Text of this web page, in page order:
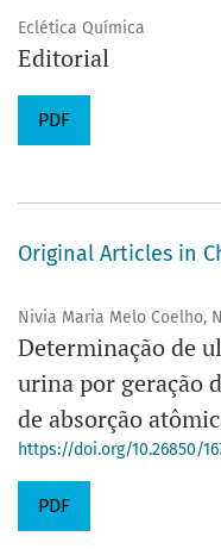
Eclética Química
Editorial
PDF
Original Articles in
Nivia Maria Melo Coelho,
Determinação de
urina por geração
de absorção
https://doi.org/10.26850/
PDF